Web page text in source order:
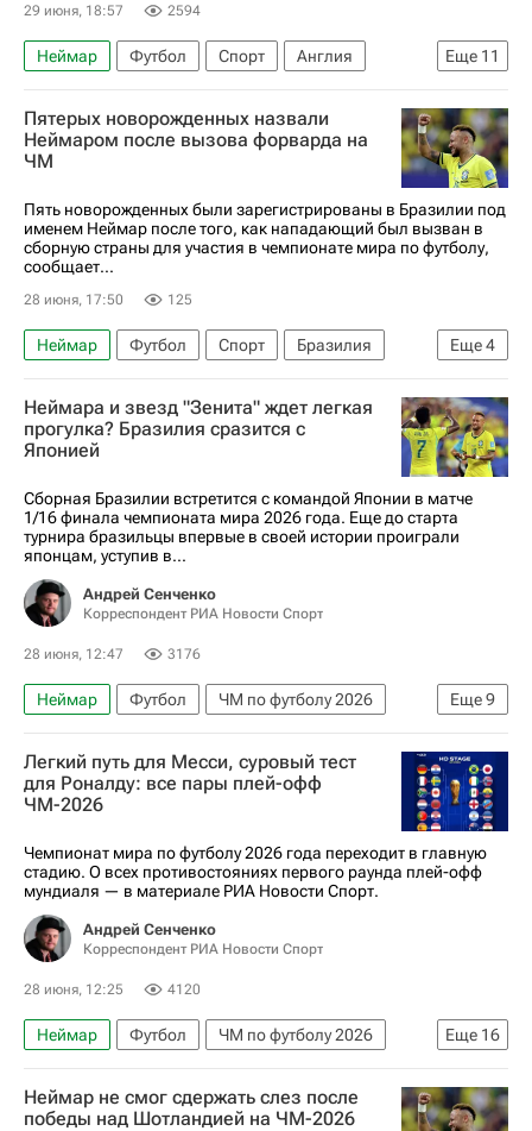
29 июня, 18:57 2594
Еще 11
Неймар Футбол Спорт
Англия
Германия
Бразилия
Данило
Международная федерация футбола (ФИФА)
ЧМ по футболу 2026
Габриэл
Фламенго Сантос Зенит
Пятерых новорожденных назвали
Неймаром после вызова форварда на
ЧМ
Пять новорожденных были зарегистрированы в Бразилии под
именем Неймар после того, как нападающий был вызван в
сборную страны для участия в чемпионате мира по футболу,
сообщает...
28 июня, 17:50 125
Еще4
Неймар Футбол Спорт
Бразилия
Сантос
Сан-Паулу (город)
Минас-Жерайс
ЧМ по футболу 2026
Неймара и звезд "Зенита" ждет легкая
прогулка? Бразилия сразится с
Японией
Сборная Бразилии встретится с командой Японии в матче
1/16 финала чемпионата мира 2026 года. Еще до старта
турнира бразильцы впервые в своей истории проиграли
японцам, уступив в...
Андрей Сенченко
Корреспондент РИА Новости Спорт
28 июня, 12:47 3176
Еще9
Неймар Футбол
ЧМ по футболу 2026
Бразилия
Япония
Дуглас Сантос
Винисиус (1986)
Луис Энрике
Реал Мадрид
Материалы РИА Спорт
Авторы РИА Новости Спорт
Легкий путь для Месси, суровый тест
для Роналду: все пары плей-офф
ЧМ-2026
Чемпионат мира по футболу 2026 года переходит в главную
стадию. О всех противостояниях первого раунда плей-офф
мундиаля — в материале РИА Новости Спорт.
Андрей Сенченко
Корреспондент РИА Новости Спорт
28 июня, 12:25 4120
Еще 16
Неймар Футбол
ЧМ по футболу 2026
Франция
Бразилия
Аргентина
Португалия
Англия
Германия
Неймар не смог сдержать слез после
победы над Шотландией на ЧМ-2026